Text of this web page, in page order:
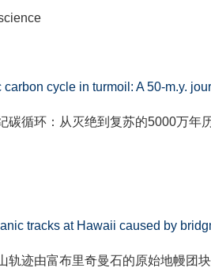
cycle in turmoil: A 50-m.y.
碳循环：从灭绝到复苏的5000万年
tracks at Hawaii caused by
轨迹由富布里奇曼石的原始地幔团